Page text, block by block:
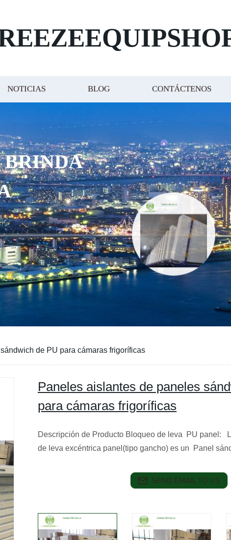
NOTICIAS BLOG CONTÁCTENOS
de PU para cámaras frigoríficas
Paneles aislantes de paneles
para cámaras frigoríficas
Descripción de Producto Bloqueo de leva PU panel:
de leva excéntrica panel(tipo gancho) es un Panel
SEND EMAIL TO US